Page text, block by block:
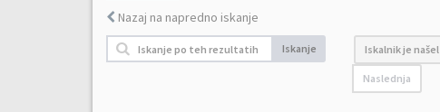
Nazaj na napredno iskanje
Iskanje Iskalnik je
Naslednja